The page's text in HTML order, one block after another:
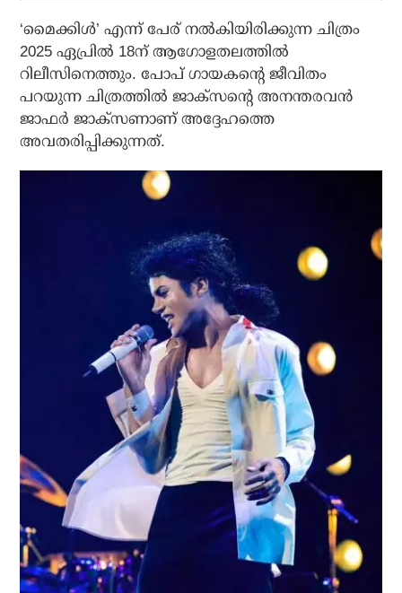
‘മൈക്കിള്‍’ എന്ന് പേര് നല്‍കിയിരിക്കുന്ന ചിത്രം
2025 ഏപ്രില്‍ 18ന് ആഗോളതലത്തില്‍
റിലീസിനെത്തും. പോപ് ഗായകന്റെ ജീവിതം
പറയുന്ന ചിത്രത്തില്‍ ജാക്സന്റെ അനന്തരവന്‍
ജാഫര്‍ ജാക്സണാണ് അദ്ദേഹത്തെ
അവതരിപ്പിക്കുന്നത്.